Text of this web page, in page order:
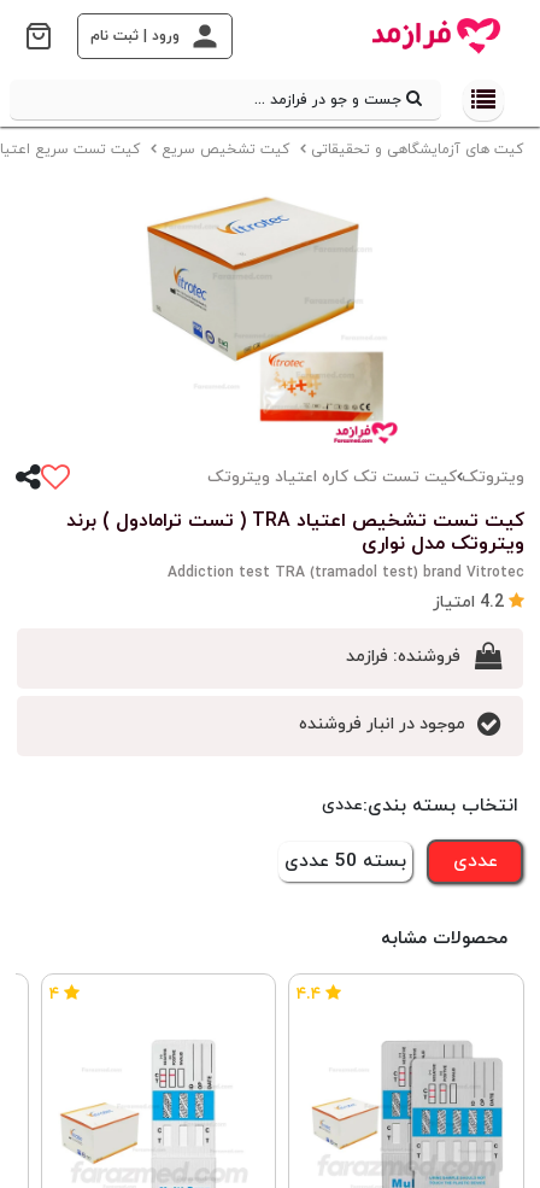
ورود | ثبت نام
جست و جو در فرازمد ...
کیت های آزمایشگاهی و تحقیقاتی کیت تشخیص سریع کیت تست سریع
ویتروتک کیت تست تک کاره اعتیاد ویتروتک
کیت تست تشخیص اعتیاد TRA ( تست ترامادول ) برند
ویتروتک مدل نواری
Addiction test TRA (tramadol test) brand Vitrotec
4.2 امتیاز
انتخاب بسته بندی:عددی
عددی بسته 50 عددی
فروشنده: فرازمد
موجود در انبار فروشنده
محصولات مشابه
۴.۴ ۴